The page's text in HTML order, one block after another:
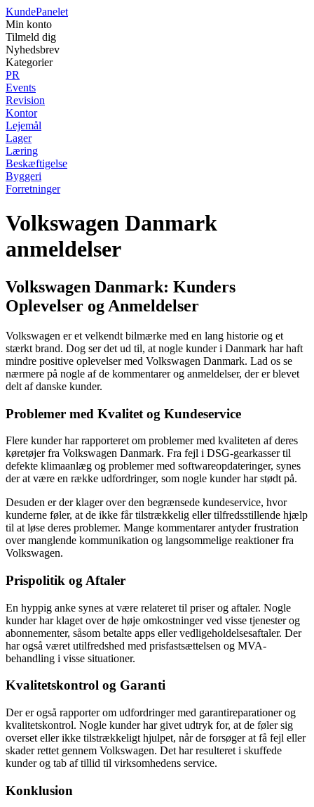
KundePanelet
Min konto
Tilmeld dig
Nyhedsbrev
Kategorier
PR
Events
Revision
Kontor
Lejemål
Lager
Læring
Beskæftigelse
Byggeri
Forretninger
Volkswagen Danmark
anmeldelser
Volkswagen Danmark: Kunders
Oplevelser og Anmeldelser
Volkswagen er et velkendt bilmærke med en lang historie og et
stærkt brand. Dog ser det ud til, at nogle kunder i Danmark har haft
mindre positive oplevelser med Volkswagen Danmark. Lad os se
nærmere på nogle af de kommentarer og anmeldelser, der er blevet
delt af danske kunder.
Problemer med Kvalitet og Kundeservice
Flere kunder har rapporteret om problemer med kvaliteten af deres
køretøjer fra Volkswagen Danmark. Fra fejl i DSG-gearkasser til
defekte klimaanlæg og problemer med softwareopdateringer, synes
der at være en række udfordringer, som nogle kunder har stødt på.
Desuden er der klager over den begrænsede kundeservice, hvor
kunderne føler, at de ikke får tilstrækkelig eller tilfredsstillende hjælp
til at løse deres problemer. Mange kommentarer antyder frustration
over manglende kommunikation og langsommelige reaktioner fra
Volkswagen.
Prispolitik og Aftaler
En hyppig anke synes at være relateret til priser og aftaler. Nogle
kunder har klaget over de høje omkostninger ved visse tjenester og
abonnementer, såsom betalte apps eller vedligeholdelsesaftaler. Der
har også været utilfredshed med prisfastsættelsen og MVA-
behandling i visse situationer.
Kvalitetskontrol og Garanti
Der er også rapporter om udfordringer med garantireparationer og
kvalitetskontrol. Nogle kunder har givet udtryk for, at de føler sig
overset eller ikke tilstrækkeligt hjulpet, når de forsøger at få fejl eller
skader rettet gennem Volkswagen. Det har resulteret i skuffede
kunder og tab af tillid til virksomhedens service.
Konklusion